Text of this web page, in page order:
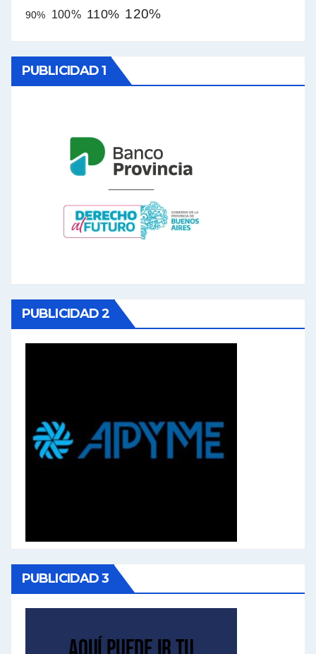
90% 100% 110% 120%
PUBLICIDAD 1
PUBLICIDAD 2
PUBLICIDAD 3